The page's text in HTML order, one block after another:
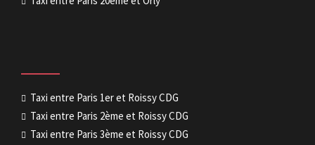
Taxi entre Paris 1er et Roissy CDG
Taxi entre Paris 2ème et Roissy CDG
Taxi entre Paris 3ème et Roissy CDG